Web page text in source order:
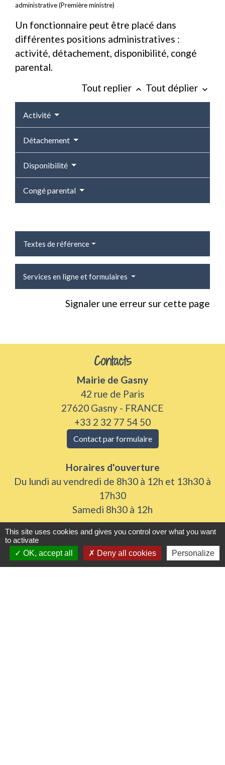
administrative (Première ministre)
Un fonctionnaire peut être placé dans
différentes positions administratives :
activité, détachement, disponibilité, congé
parental.
Tout replier keyboard_arrow_up Tout déplier keyboard_arrow_down
Activité
Détachement
Disponibilité
Congé parental
Textes de référence
Services en ligne et formulaires
Signaler une erreur sur cette page
Contacts
Mairie de Gasny
42 rue de Paris
27620 Gasny - FRANCE
+33 2 32 77 54 50
Contact par formulaire
Horaires d'ouverture
Du lundi au vendredi de 8h30 à 12h et 13h30 à
17h30
Samedi 8h30 à 12h
This site uses cookies and gives you control over what you want
to activate
OK, accept all
Deny all cookies Personalize